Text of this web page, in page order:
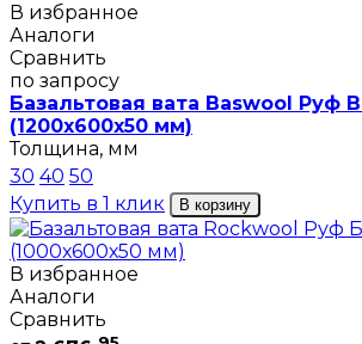
В избранное
Аналоги
Сравнить
по запросу
Базальтовая вата Baswool Руф
(1200х600х50 мм)
Толщина, мм
30 40 50
Купить в 1 клик
В корзину
В избранное
Аналоги
Сравнить